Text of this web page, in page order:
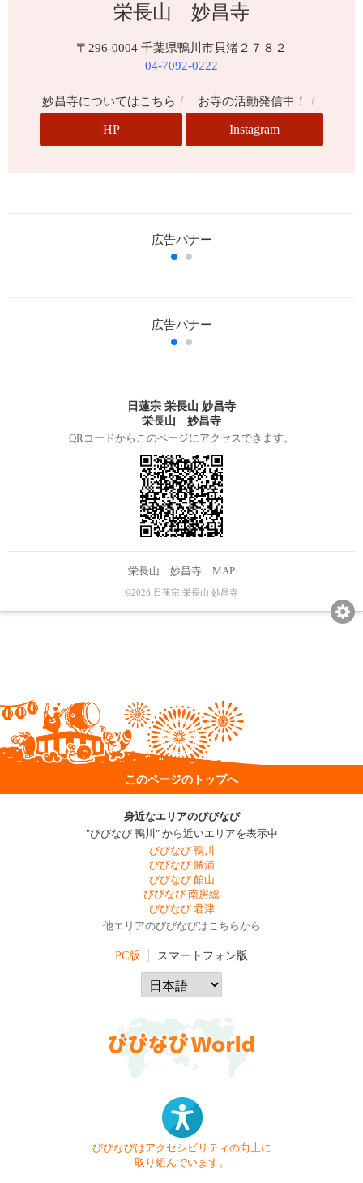
栄長山 妙昌寺
〒296-0004 千葉県鴨川市貝渚２７８２
04-7092-0222
妙昌寺についてはこちら /
HP
お寺の活動発信中！ /
Instagram
日蓮宗 栄長山 妙昌寺
栄長山 妙昌寺
QRコードからこのページにアクセスできます。
栄長山 妙昌寺 MAP
©2026 日蓮宗 栄長山 妙昌寺
このページのトップへ
身近なエリアのびびなび
"びびなび 鴨川" から近いエリアを表示中
びびなび 鴨川
びびなび 勝浦
びびなび 館山
びびなび 南房総
びびなび 君津
他エリアのびびなびはこちらから
PC版 スマートフォン版
びびなびはアクセシビリティの向上に
取り組んでいます。